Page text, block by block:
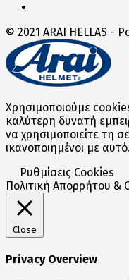
© 2021 ARAI HELLAS -
Χρησιμοποιούμε
καλύτερη δυνατή
να χρησιμοποιείτε τη
ικανοποιημένοι με αυτό.
Ρυθμίσεις Cookies
Πολιτική Απορρήτου &
Close
Privacy Overview